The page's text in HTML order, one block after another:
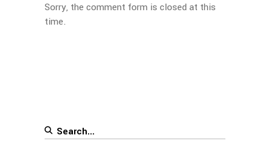
Sorry, the comment form is closed at this
time.
Search